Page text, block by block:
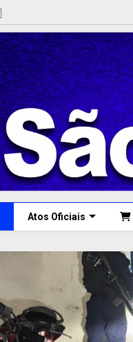
Atos Oficiais